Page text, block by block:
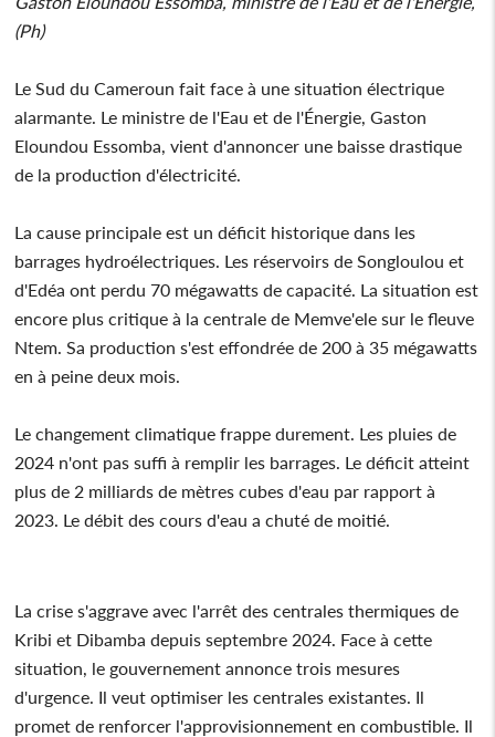
(Ph)
Le Sud du Cameroun fait face à une situation électrique
alarmante. Le ministre de l'Eau et de l'Énergie, Gaston
Eloundou Essomba, vient d'annoncer une baisse drastique
de la production d'électricité.
La cause principale est un déficit historique dans les
barrages hydroélectriques. Les réservoirs de Songloulou et
d'Edéa ont perdu 70 mégawatts de capacité. La situation est
encore plus critique à la centrale de Memve'ele sur le fleuve
Ntem. Sa production s'est effondrée de 200 à 35 mégawatts
en à peine deux mois.
Le changement climatique frappe durement. Les pluies de
2024 n'ont pas suffi à remplir les barrages. Le déficit atteint
plus de 2 milliards de mètres cubes d'eau par rapport à
2023. Le débit des cours d'eau a chuté de moitié.
La crise s'aggrave avec l'arrêt des centrales thermiques de
Kribi et Dibamba depuis septembre 2024. Face à cette
situation, le gouvernement annonce trois mesures
d'urgence. Il veut optimiser les centrales existantes. Il
promet de renforcer l'approvisionnement en combustible. Il